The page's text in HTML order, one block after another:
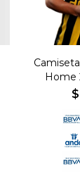
Home
$